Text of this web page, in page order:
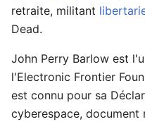
retraite, militant
Dead.
John Perry Barlow est
l'Electronic Frontier
est connu pour sa
cyberespace, document